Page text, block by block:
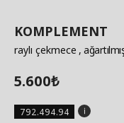
KOMPLEMENT
raylı çekmece ,
5.600₺
792.494.94